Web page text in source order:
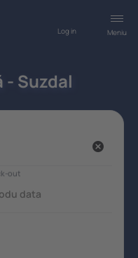
Meniu
Log in
- Suzdal